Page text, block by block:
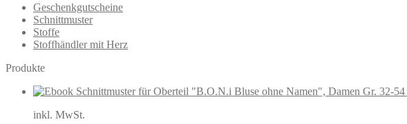
Geschenkgutscheine
Schnittmuster
Stoffe
Stoffhändler mit Herz
Produkte
inkl. MwSt.